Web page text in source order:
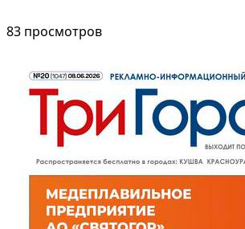
83 просмотров